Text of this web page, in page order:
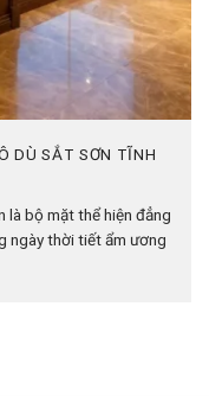
DÙ SẮT SƠN TĨNH
là bộ mặt thể hiện đẳng
ngày thời tiết ẩm ương